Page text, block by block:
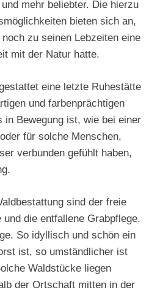
mehr beliebter. Die hierzu
bieten sich an,
zu seinen Lebzeiten eine
mit der Natur hatte.
eine letzte Ruhestätte
und farbenprächtigen
Bewegung ist, wie bei einer
für solche Menschen,
verbunden gefühlt haben,
sind der freie
die entfallene Grabpflege.
So idyllisch und schön ein
ist, so umständlicher ist
Waldstücke liegen
der Ortschaft mitten in der